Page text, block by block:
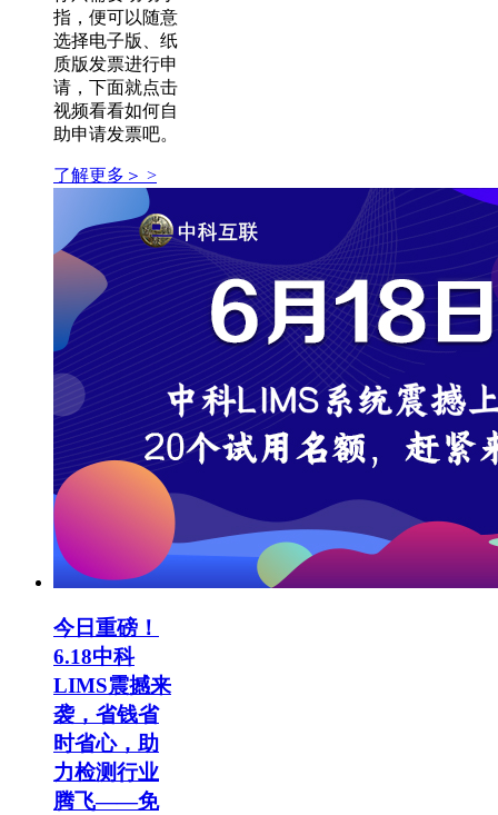
指，便可以随意
选择电子版、纸
质版发票进行申
请，下面就点击
视频看看如何自
助申请发票吧。
了解更多＞ >
今日重磅！
6.18中科
LIMS震撼来
袭，省钱省
时省心，助
力检测行业
腾飞——免